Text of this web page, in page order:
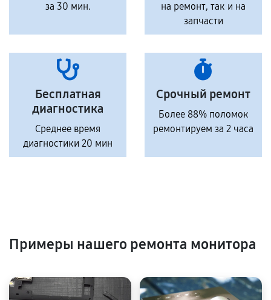
за 30 мин.
на ремонт, так и на
запчасти
Бесплатная
диагностика
Среднее время
диагностики 20 мин
Срочный ремонт
Более 88% поломок
ремонтируем за 2 часа
Примеры нашего ремонта монитора